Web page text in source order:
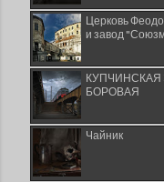
Церковь
и завод
КУПЧИНСКАЯ
БОРОВАЯ
Чайник